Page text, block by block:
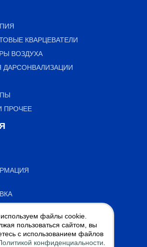
файлы cookie.
пользоваться сайтом, вы
с использованием файлов
конфиденциальности
КВАРЦЕВАТЕЛИ
ВОЗДУХА
ДАРСОНВАЛИЗАЦИИ
ПРОЧЕЕ
СЕТЯХ: